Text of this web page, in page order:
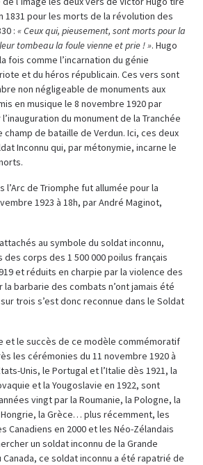
1831 pour les morts de la révolution des
: « Ceux qui, pieusement, sont morts pour la
tombeau la foule vienne et prie ! ». Hugo
fois comme l’incarnation du génie
et du héros républicain. Ces vers sont
non négligeable de monuments aux
en musique le 8 novembre 1920 par
du monument de la Tranchée
de bataille de Verdun. Ici, ces deux
Inconnu qui, par métonymie, incarne le
l’Arc de Triomphe fut allumée pour la
1923 à 18h, par André Maginot,
au symbole du soldat inconnu,
des corps des 1 500 000 poilus français
et réduits en charpie par la violence des
barbarie des combats n’ont jamais été
trois s’est donc reconnue dans le Soldat
et le succès de ce modèle commémoratif
les cérémonies du 11 novembre 1920 à
Unis, le Portugal et l’Italie dès 1921, la
et la Yougoslavie en 1922, sont
vingt par la Roumanie, la Pologne, la
Hongrie, la Grèce… plus récemment, les
Canadiens en 2000 et les Néo-Zélandais
un soldat inconnu de la Grande
Canada, ce soldat inconnu a été rapatrié de